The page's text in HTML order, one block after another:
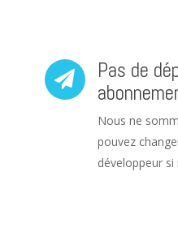
Pas de
Nous ne
pouvez
développeur si